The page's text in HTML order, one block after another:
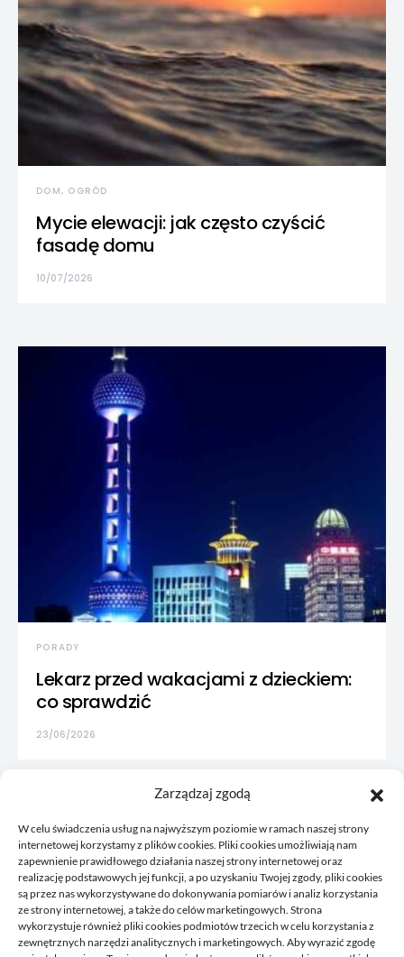
Zarządzaj zgodą
W celu świadczenia usług na najwyższym poziomie w ramach naszej strony
internetowej korzystamy z plików cookies. Pliki cookies umożliwiają nam
zapewnienie prawidłowego działania naszej strony internetowej oraz
realizację podstawowych jej funkcji, a po uzyskaniu Twojej zgody, pliki cookies
są przez nas wykorzystywane do dokonywania pomiarów i analiz korzystania
ze strony internetowej, a także do celów marketingowych. Strona
wykorzystuje również pliki cookies podmiotów trzecich w celu korzystania z
zewnętrznych narzędzi analitycznych i marketingowych. Aby wyrazić zgodę
DOM, OGRÓD
Mycie elewacji: jak często czyścić
fasadę domu
10/07/2026
PORADY
Lekarz przed wakacjami z dzieckiem:
co sprawdzić
23/06/2026